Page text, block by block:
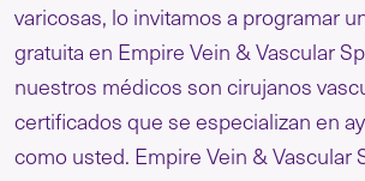
varicosas, lo invitamos a programar
gratuita en Empire Vein & Vascular
nuestros médicos son cirujanos
certificados que se especializan en
como usted. Empire Vein & Vascular